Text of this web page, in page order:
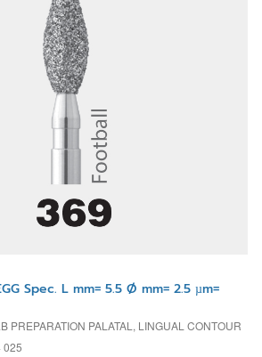
Spec. L mm= 5.5 Ø mm= 2.5 µm=
PREPARATION PALATAL, LINGUAL CONTOUR
025